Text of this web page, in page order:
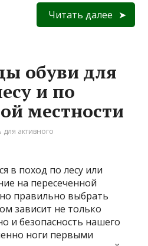
Читать далее
обуви для
и по
местности
активного
в поход по лесу или
на пересеченной
правильно выбрать
зависит не только
и безопасность нашего
ноги первыми